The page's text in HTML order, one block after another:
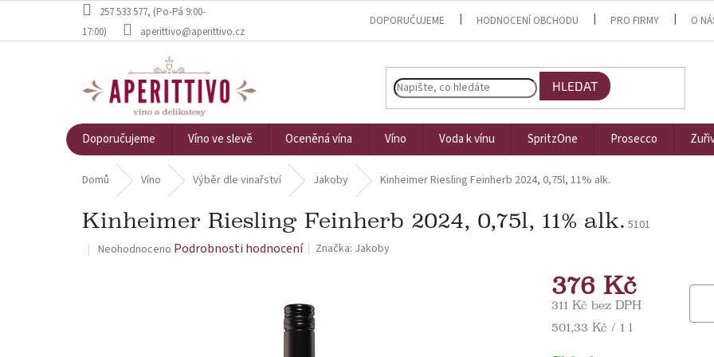
257 533 577, (Po-Pá 9:00-
17:00)
aperittivo@aperittivo.cz
DOPORUČUJEME HODNOCENÍ OBCHODU PRO FIRMY O
HLEDAT
Doporučujeme Víno ve slevě Oceněná vína Víno Voda k vínu SpritzOne Prosecco
Domů Víno Výběr dle vinařství Jakoby Kinheimer Riesling Feinherb 2024, 0,75l, 11% alk.
Kinheimer Riesling Feinherb 2024, 0,75l, 11% alk. 5101
Průměrné hodnocení produktu je 0,0 z 5 hvězdiček.
Neohodnoceno Podrobnosti hodnocení Značka: Jakoby
376 Kč
311 Kč bez DPH
Měrná cena:
501,33 Kč / 1 l